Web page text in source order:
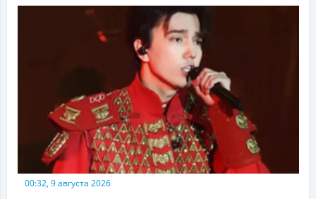
00:32, 9 августа 2026